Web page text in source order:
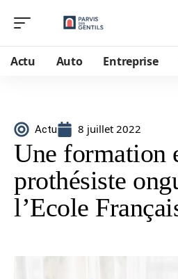
Actu Auto Entreprise
Actu 8 juillet 2022
Une formation
prothésiste
l’Ecole